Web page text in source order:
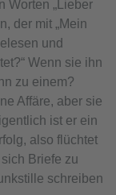
Worten „Lieber
der mit „Mein
und
Wenn sie ihn
zu einem?
Affäre, aber sie
ist er ein
also flüchtet
Briefe zu
schreiben